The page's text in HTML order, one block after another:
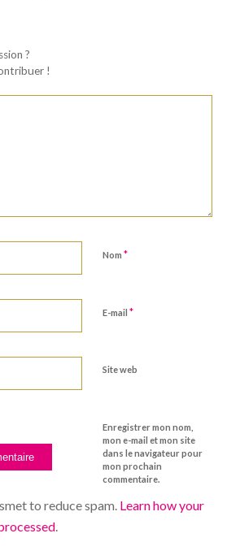
?
!
Nom *
E-mail *
Site web
Enregistrer mon nom,
mon e-mail et mon site
dans le navigateur pour
mon prochain
commentaire.
to reduce spam. Learn how your
.